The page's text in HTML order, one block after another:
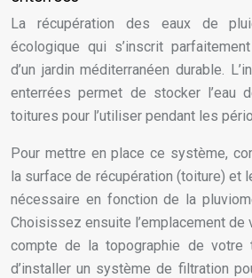
La récupération des eaux de
écologique qui s’inscrit
d’un jardin méditerranéen durable.
enterrées permet de stocker l’eau
toitures pour l’utiliser pendant les
Pour mettre en place ce système,
la surface de récupération (toiture) et
nécessaire en fonction de la
Choisissez ensuite l’emplacement de
compte de la topographie de votre
d’installer un système de filtration